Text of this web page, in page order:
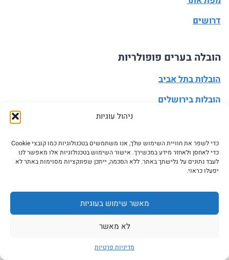
ניהול עוגיות
כדי לשפר את חוויית השימוש שלך, אנו משתמשים בטכנולוגיות כמו קובצי Cookie
כדי לאחסן ולאחזר מידע במכשירך. אישור השימוש בטכנולוגיות אלו מאפשר לנו
לעבד נתונים על גלישתך באתר. ללא הסכמה, ייתכן שפונקציות מסוימות באתר לא
יפעלו כראוי.
מאשר שימוש בעוגיות
לא מאשר
מדיניות פרטיות
דרושים
הובלה בערים פופולריות
הובלות בתל אביב
הובלות בירושלים
הובלות בראשון לציון
הובלות בפתח תקווה
הובלה בערים פופולריות